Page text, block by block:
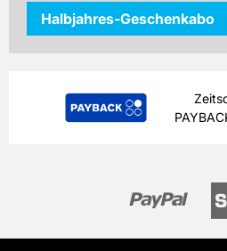
Halbjahres-Geschenkabo